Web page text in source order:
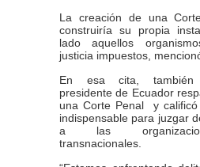
La creación de una
construiría su propia
lado aquellos
justicia impuestos,
En esa cita, también
presidente de Ecuador
una Corte Penal y
indispensable para juzgar
a las
transnacionales.